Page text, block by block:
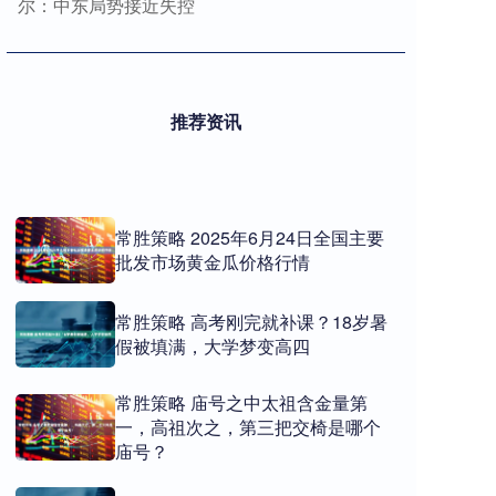
推荐资讯
常胜策略 2025年6月24日全国主要
批发市场黄金瓜价格行情
常胜策略 高考刚完就补课？18岁暑
假被填满，大学梦变高四
常胜策略 庙号之中太祖含金量第
一，高祖次之，第三把交椅是哪个
庙号？